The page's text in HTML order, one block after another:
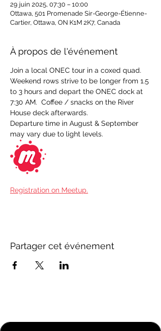
29 juin 2025, 07:30 – 10:00
Ottawa, 501 Promenade Sir-George-Étienne-
Cartier, Ottawa, ON K1M 2K7, Canada
À propos de l'événement
Join a local ONEC tour in a coxed quad.
Weekend rows strive to be longer from 1.5
to 3 hours and depart the ONEC dock at
7:30 AM.  Coffee / snacks on the River
House deck afterwards.
Departure time in August & September
may vary due to light levels.
Registration on Meetup.
Partager cet événement